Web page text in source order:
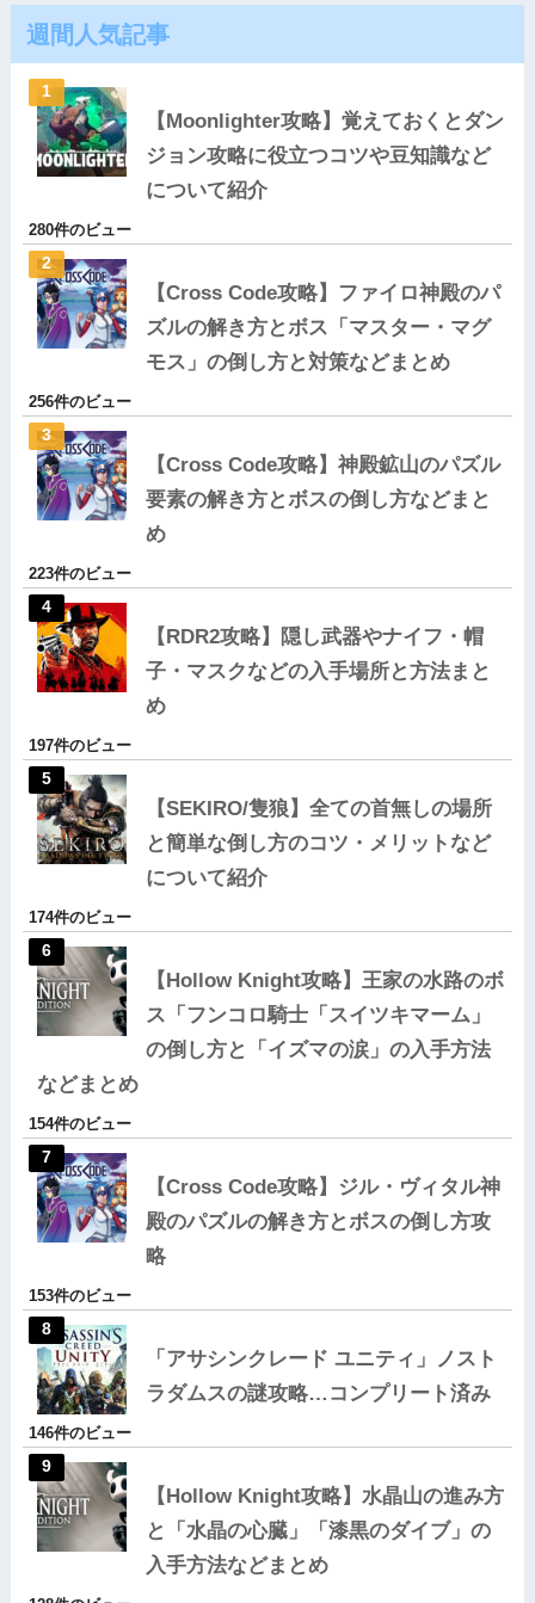
週間人気記事
【Moonlighter攻略】覚えておくとダン
ジョン攻略に役立つコツや豆知識など
について紹介
280件のビュー
【Cross Code攻略】ファイロ神殿のパ
ズルの解き方とボス「マスター・マグ
モス」の倒し方と対策などまとめ
256件のビュー
【Cross Code攻略】神殿鉱山のパズル
要素の解き方とボスの倒し方などまと
め
223件のビュー
【RDR2攻略】隠し武器やナイフ・帽
子・マスクなどの入手場所と方法まと
め
197件のビュー
【SEKIRO/隻狼】全ての首無しの場所
と簡単な倒し方のコツ・メリットなど
について紹介
174件のビュー
【Hollow Knight攻略】王家の水路のボ
ス「フンコロ騎士「スイツキマーム」
の倒し方と「イズマの涙」の入手方法
などまとめ
154件のビュー
【Cross Code攻略】ジル・ヴィタル神
殿のパズルの解き方とボスの倒し方攻
略
153件のビュー
「アサシンクレード ユニティ」ノスト
ラダムスの謎攻略…コンプリート済み
146件のビュー
【Hollow Knight攻略】水晶山の進み方
と「水晶の心臓」「漆黒のダイブ」の
入手方法などまとめ